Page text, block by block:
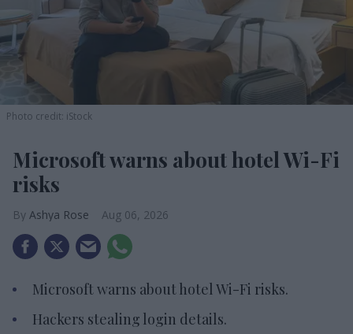
Photo credit: iStock
Microsoft warns about hotel Wi-Fi
risks
Ashya Rose Aug 06, 2026
Microsoft warns about hotel Wi-Fi risks.
Hackers stealing login details.